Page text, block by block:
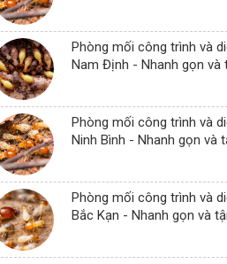
Phòng mối công trình và
Nam Định - Nhanh gọn và
Phòng mối công trình và
Ninh Bình - Nhanh gọn và
Phòng mối công trình và
Bắc Kạn - Nhanh gọn và